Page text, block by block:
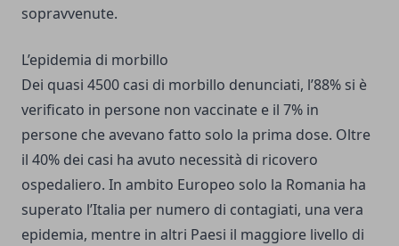
sopravvenute.
L’epidemia di morbillo
Dei quasi 4500 casi di morbillo denunciati, l’88% si è
verificato in persone non vaccinate e il 7% in
persone che avevano fatto solo la prima dose. Oltre
il 40% dei casi ha avuto necessità di ricovero
ospedaliero. In ambito Europeo solo la Romania ha
superato l’Italia per numero di contagiati, una vera
epidemia, mentre in altri Paesi il maggiore livello di